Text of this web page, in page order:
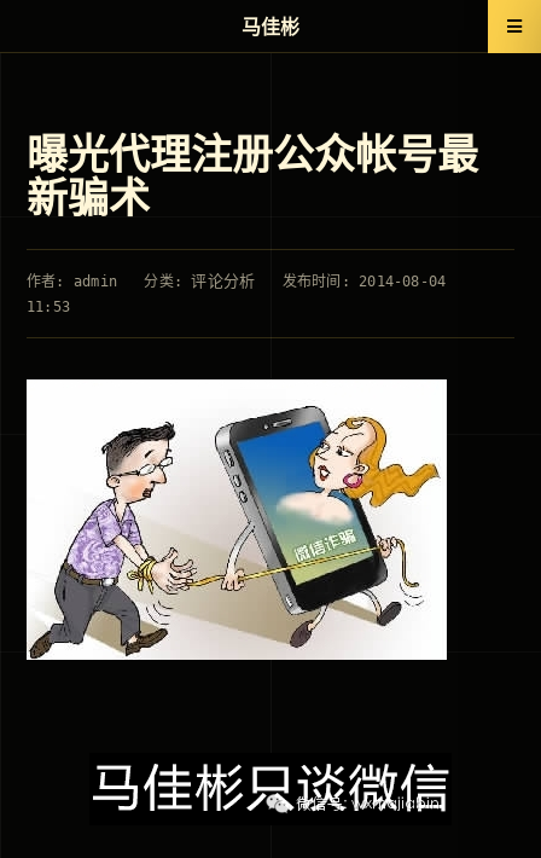
曝光代理注册公众帐号最
新骗术
作者: admin 分类:评论分析
发布时间: 2014-08-04
11:53
马佳彬